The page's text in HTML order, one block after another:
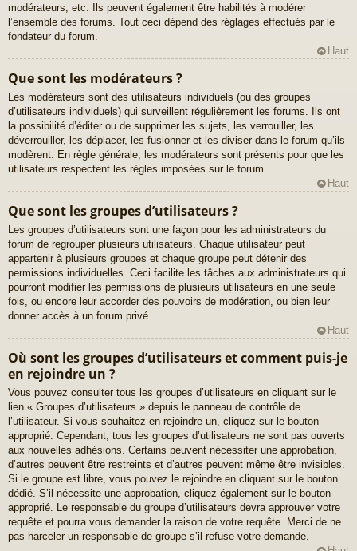
modérateurs, etc. Ils peuvent également être habilités à modérer
l’ensemble des forums. Tout ceci dépend des réglages effectués par le
fondateur du forum.
Haut
Que sont les modérateurs ?
Les modérateurs sont des utilisateurs individuels (ou des groupes
d’utilisateurs individuels) qui surveillent régulièrement les forums. Ils ont
la possibilité d’éditer ou de supprimer les sujets, les verrouiller, les
déverrouiller, les déplacer, les fusionner et les diviser dans le forum qu’ils
modèrent. En règle générale, les modérateurs sont présents pour que les
utilisateurs respectent les règles imposées sur le forum.
Haut
Que sont les groupes d’utilisateurs ?
Les groupes d’utilisateurs sont une façon pour les administrateurs du
forum de regrouper plusieurs utilisateurs. Chaque utilisateur peut
appartenir à plusieurs groupes et chaque groupe peut détenir des
permissions individuelles. Ceci facilite les tâches aux administrateurs qui
pourront modifier les permissions de plusieurs utilisateurs en une seule
fois, ou encore leur accorder des pouvoirs de modération, ou bien leur
donner accès à un forum privé.
Haut
Où sont les groupes d’utilisateurs et comment puis-je
en rejoindre un ?
Vous pouvez consulter tous les groupes d’utilisateurs en cliquant sur le
lien « Groupes d’utilisateurs » depuis le panneau de contrôle de
l’utilisateur. Si vous souhaitez en rejoindre un, cliquez sur le bouton
approprié. Cependant, tous les groupes d’utilisateurs ne sont pas ouverts
aux nouvelles adhésions. Certains peuvent nécessiter une approbation,
d’autres peuvent être restreints et d’autres peuvent même être invisibles.
Si le groupe est libre, vous pouvez le rejoindre en cliquant sur le bouton
dédié. S’il nécessite une approbation, cliquez également sur le bouton
approprié. Le responsable du groupe d’utilisateurs devra approuver votre
requête et pourra vous demander la raison de votre requête. Merci de ne
pas harceler un responsable de groupe s’il refuse votre demande.